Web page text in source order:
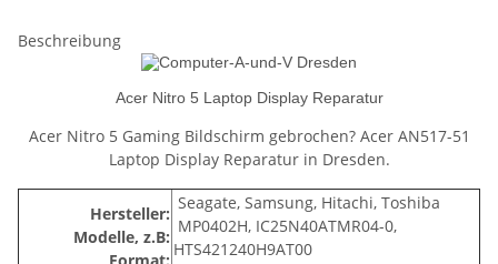
Beschreibung
Acer Nitro 5 Laptop Display Reparatur
Acer Nitro 5 Gaming Bildschirm gebrochen? Acer AN517-51
Laptop Display Reparatur in Dresden.
Hersteller:
Modelle, z.B:
Seagate, Samsung, Hitachi, Toshiba
MP0402H, IC25N40ATMR04-0,
HTS421240H9AT00